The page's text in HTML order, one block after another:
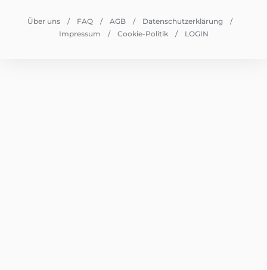
Über uns FAQ AGB
Datenschutzerklärung
Impressum
Cookie-Politik LOGIN